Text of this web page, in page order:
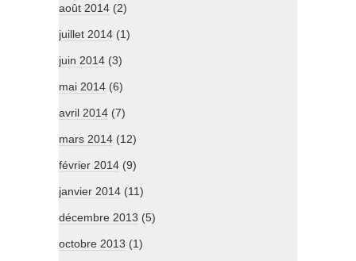
août 2014 (2)
juillet 2014 (1)
juin 2014 (3)
mai 2014 (6)
avril 2014 (7)
mars 2014 (12)
février 2014 (9)
janvier 2014 (11)
décembre 2013 (5)
octobre 2013 (1)